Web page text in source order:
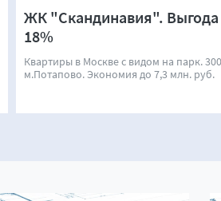
ЖК "Скандинавия". Выгода
18%
Квартиры в Москве с видом на парк.
м.Потапово. Экономия до 7,3 млн. руб.